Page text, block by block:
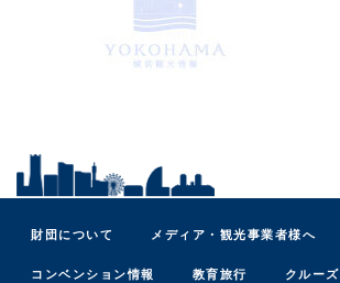
財団について メディア・観光事業者様へ
コンベンション情報 教育旅行 クルーズ